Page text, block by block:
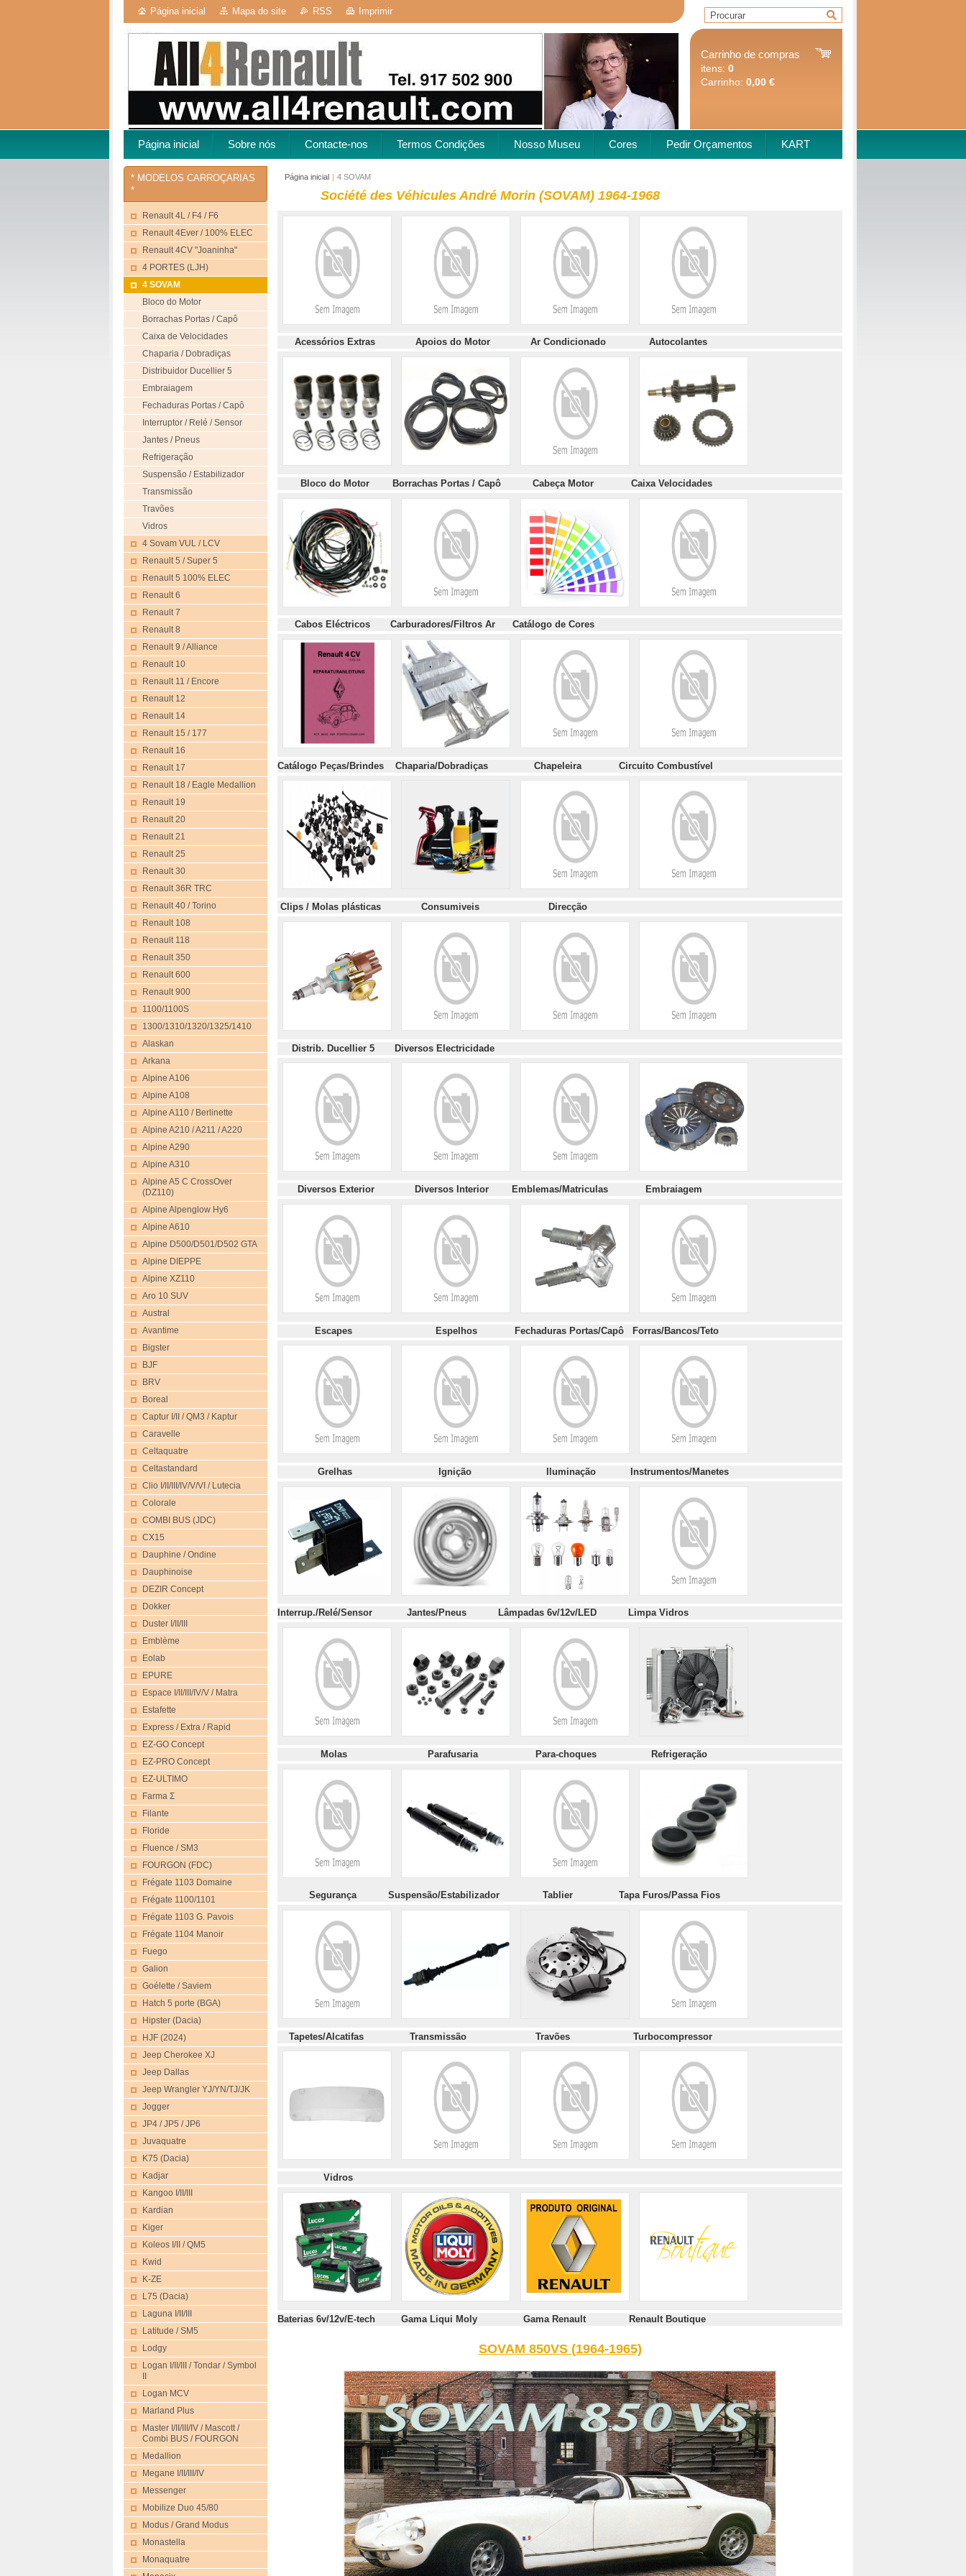
Página inicial Mapa do site RSS Imprimir
Carrinho de compras
itens: 0
Carrinho: 0,00 €
Página inicial Sobre nós Contacte-nos Termos Condições Nosso Museu Cores Pedir Orçamentos KART
Página inicial | 4 SOVAM
Société des Véhicules André Morin (SOVAM) 1964-1968
Acessórios Extras Apoios do Motor Ar Condicionado Autocolantes
Bloco do Motor Borrachas Portas / Capô Cabeça Motor Caixa Velocidades
Cabos Eléctricos Carburadores/Filtros Ar Catálogo de Cores
Catálogo Peças/Brindes Chaparia/Dobradiças Chapeleira Circuito Combustível
Clips / Molas plásticas Consumiveis Direcção
Distrib. Ducellier 5 Diversos Electricidade
Diversos Exterior Diversos Interior Emblemas/Matriculas Embraiagem
Escapes Espelhos Fechaduras Portas/Capô Forras/Bancos/Teto
Grelhas Ignição Iluminação Instrumentos/Manetes
Interrup./Relé/Sensor Jantes/Pneus Lâmpadas 6v/12v/LED Limpa Vidros
Molas Parafusaria Para-choques Refrigeração
Segurança Suspensão/Estabilizador Tablier Tapa Furos/Passa Fios
Tapetes/Alcatifas Transmissão Travões Turbocompressor
Vidros
Baterias 6v/12v/E-tech Gama Liqui Moly Gama Renault Renault Boutique
SOVAM 850VS (1964-1965)
* MODELOS CARROÇARIAS
*
Renault 4L / F4 / F6
Renault 4Ever / 100% ELEC
Renault 4CV "Joaninha"
4 PORTES (LJH)
4 SOVAM
Bloco do Motor
Borrachas Portas / Capô
Caixa de Velocidades
Chaparia / Dobradiças
Distribuidor Ducellier 5
Embraiagem
Fechaduras Portas / Capô
Interruptor / Relé / Sensor
Jantes / Pneus
Refrigeração
Suspensão / Estabilizador
Transmissão
Travões
Vidros
4 Sovam VUL / LCV
Renault 5 / Super 5
Renault 5 100% ELEC
Renault 6
Renault 7
Renault 8
Renault 9 / Alliance
Renault 10
Renault 11 / Encore
Renault 12
Renault 14
Renault 15 / 177
Renault 16
Renault 17
Renault 18 / Eagle Medallion
Renault 19
Renault 20
Renault 21
Renault 25
Renault 30
Renault 36R TRC
Renault 40 / Torino
Renault 108
Renault 118
Renault 350
Renault 600
Renault 900
1100/1100S
1300/1310/1320/1325/1410
Alaskan
Arkana
Alpine A106
Alpine A108
Alpine A110 / Berlinette
Alpine A210 / A211 / A220
Alpine A290
Alpine A310
Alpine A5 C CrossOver
(DZ110)
Alpine Alpenglow Hy6
Alpine A610
Alpine D500/D501/D502 GTA
Alpine DIEPPE
Alpine XZ110
Aro 10 SUV
Austral
Avantime
Bigster
BJF
BRV
Boreal
Captur I/II / QM3 / Kaptur
Caravelle
Celtaquatre
Celtastandard
Clio I/II/III/IV/V/VI / Lutecia
Colorale
COMBI BUS (JDC)
CX15
Dauphine / Ondine
Dauphinoise
DEZIR Concept
Dokker
Duster I/II/III
Emblème
Eolab
EPURE
Espace I/II/III/IV/V / Matra
Estafette
Express / Extra / Rapid
EZ-GO Concept
EZ-PRO Concept
EZ-ULTIMO
Farma Σ
Filante
Floride
Fluence / SM3
FOURGON (FDC)
Frégate 1103 Domaine
Frégate 1100/1101
Frégate 1103 G. Pavois
Frégate 1104 Manoir
Fuego
Galion
Goélette / Saviem
Hatch 5 porte (BGA)
Hipster (Dacia)
HJF (2024)
Jeep Cherokee XJ
Jeep Dallas
Jeep Wrangler YJ/YN/TJ/JK
Jogger
JP4 / JP5 / JP6
Juvaquatre
K75 (Dacia)
Kadjar
Kangoo I/II/III
Kardian
Kiger
Koleos I/II / QM5
Kwid
K-ZE
L75 (Dacia)
Laguna I/II/III
Latitude / SM5
Lodgy
Logan I/II/III / Tondar / Symbol
Logan MCV
Marland Plus
Master I/II/III/IV / Mascott /
Combi BUS / FOURGON
Medallion
Megane I/II/III/IV
Messenger
Mobilize Duo 45/80
Modus / Grand Modus
Monastella
Monaquatre